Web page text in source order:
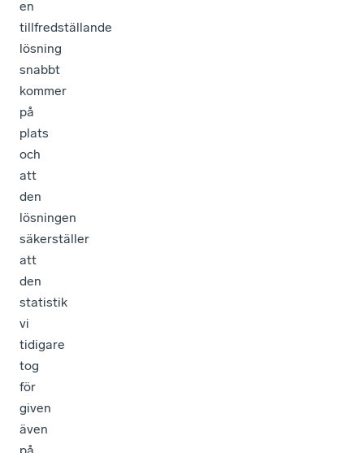
en
tillfredställande
lösning
snabbt
kommer
på
plats
och
att
den
lösningen
säkerställer
att
den
statistik
vi
tidigare
tog
för
given
även